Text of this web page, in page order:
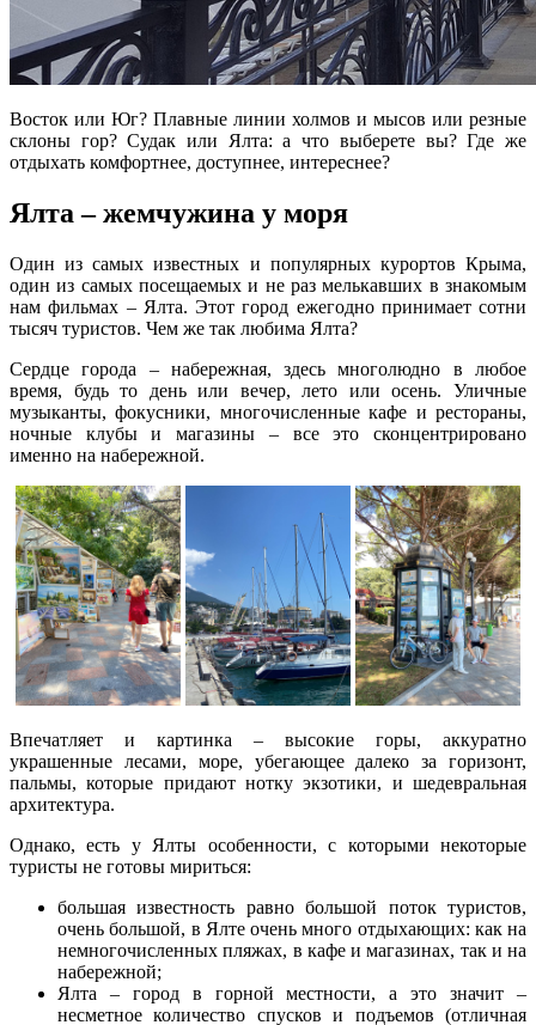
Восток или Юг? Плавные линии холмов и мысов или резные
склоны гор? Судак или Ялта: а что выберете вы? Где же
отдыхать комфортнее, доступнее, интереснее?
Ялта – жемчужина у моря
Один из самых известных и популярных курортов Крыма,
один из самых посещаемых и не раз мелькавших в знакомым
нам фильмах – Ялта. Этот город ежегодно принимает сотни
тысяч туристов. Чем же так любима Ялта?
Сердце города – набережная, здесь многолюдно в любое
время, будь то день или вечер, лето или осень. Уличные
музыканты, фокусники, многочисленные кафе и рестораны,
ночные клубы и магазины – все это сконцентрировано
именно на набережной.
Впечатляет и картинка – высокие горы, аккуратно
украшенные лесами, море, убегающее далеко за горизонт,
пальмы, которые придают нотку экзотики, и шедевральная
архитектура.
Однако, есть у Ялты особенности, с которыми некоторые
туристы не готовы мириться:
большая известность равно большой поток туристов,
очень большой, в Ялте очень много отдыхающих: как на
немногочисленных пляжах, в кафе и магазинах, так и на
набережной;
Ялта – город в горной местности, а это значит –
несметное количество спусков и подъемов (отличная